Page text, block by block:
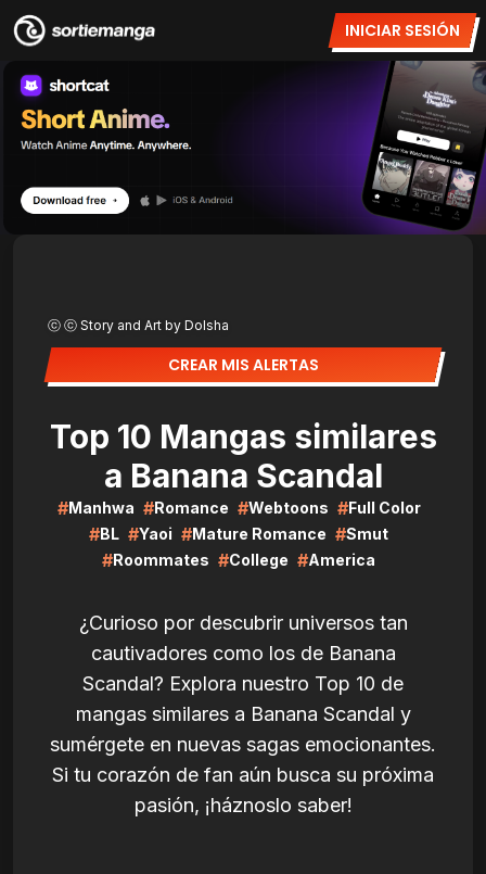
INICIAR SESIÓN
ⓒ ⓒ Story and Art by Dolsha
CREAR MIS ALERTAS
Top 10 Mangas similares
a Banana Scandal
#Manhwa #Romance #Webtoons #Full Color
#BL #Yaoi #Mature Romance #Smut
#Roommates #College #America
¿Curioso por descubrir universos tan
cautivadores como los de Banana
Scandal? Explora nuestro Top 10 de
mangas similares a Banana Scandal y
sumérgete en nuevas sagas emocionantes.
Si tu corazón de fan aún busca su próxima
pasión, ¡háznoslo saber!